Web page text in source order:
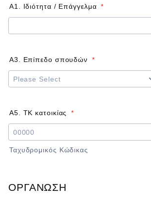
Α1. Ιδιότητα / Επάγγελμα *
Α3. Επίπεδο σπουδών *
Α5. ΤΚ κατοικίας *
Ταχυδρομικός Κώδικας
ΟΡΓΑΝΩΣΗ